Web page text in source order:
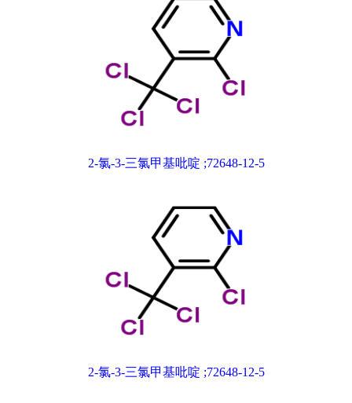
2-氯-3-三氯甲基吡啶 ;72648-12-5
2-氯-3-三氯甲基吡啶 ;72648-12-5